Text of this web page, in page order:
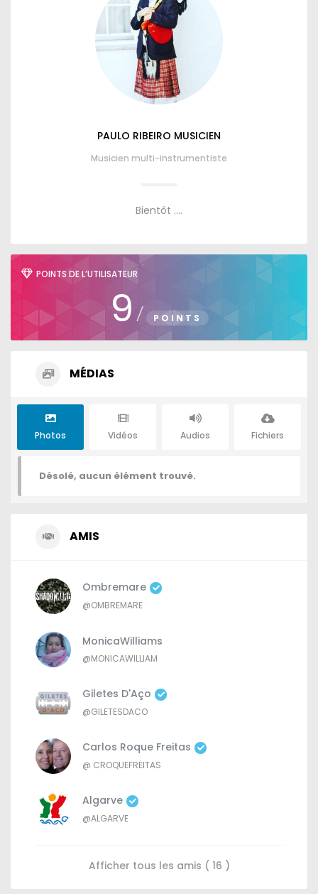
PAULO RIBEIRO MUSICIEN
Musicien multi-instrumentiste
Bientôt ....
POINTS DE L’UTILISATEUR
9/ POINTS
MÉDIAS
Photos Vidéos Audios Fichiers
Désolé, aucun élément trouvé.
AMIS
Ombremare
@OMBREMARE
MonicaWilliams
@MONICAWILLIAM
Giletes D'Aço
@GILETESDACO
Carlos Roque Freitas
@ CROQUEFREITAS
Algarve
@ALGARVE
Afficher tous les amis ( 16 )